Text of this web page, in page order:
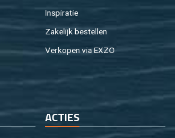
In­spi­ra­tie
Za­ke­lijk be­stel­len
Ver­ko­pen via EXZO
AC­TIES